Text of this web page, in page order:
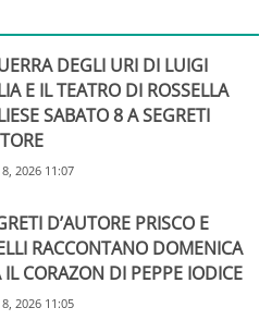
DEGLI URI DI LUIGI
E IL TEATRO DI ROSSELLA
SABATO 8 A SEGRETI
2026 11:07
D’AUTORE PRISCO E
RACCONTANO DOMENICA
IL CORAZON DI PEPPE IODICE
2026 11:05